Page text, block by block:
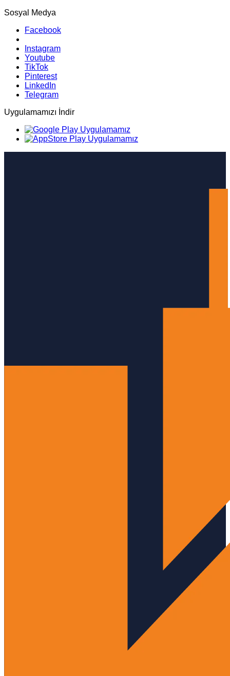
Sosyal Medya
Facebook
Instagram
Youtube
TikTok
Pinterest
LinkedIn
Telegram
Uygulamamızı İndir